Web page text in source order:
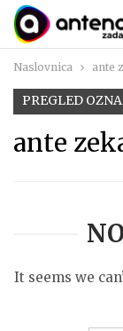
Naslovnica ante
PREGLED
ante
It seems we